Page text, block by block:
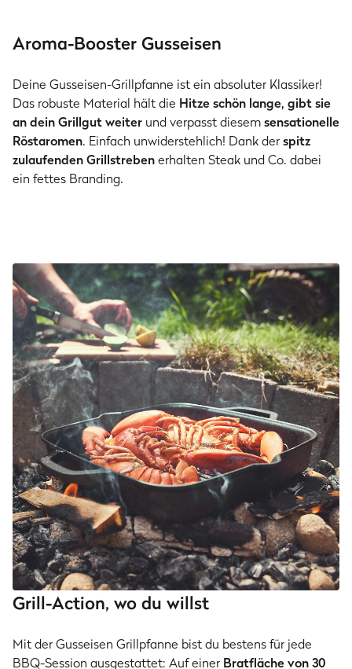
Aroma-Booster Gusseisen
Deine Gusseisen-Grillpfanne ist ein absoluter Klassiker!
Das robuste Material hält die Hitze schön lange, gibt sie
an dein Grillgut weiter und verpasst diesemsensationelle
Röstaromen. Einfach unwiderstehlich! Dank derspitz
zulaufenden Grillstrebenerhalten Steak und Co. dabei
ein fettes Branding.
Grill-Action, wo du willst
Mit der Gusseisen Grillpfanne bist du bestens für jede
BBQ-Session ausgestattet: Auf einer Bratfläche von 30